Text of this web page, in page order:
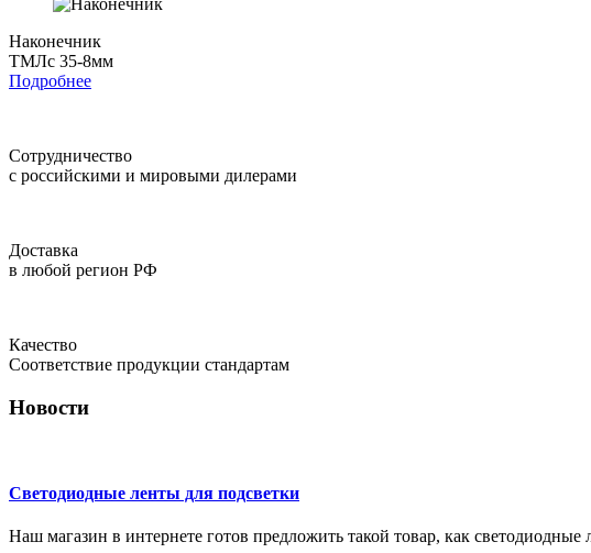
Наконечник
ТМЛс 35-8мм
Подробнее
Сотрудничество
с российскими и мировыми дилерами
Доставка
в любой регион РФ
Качество
Соответствие продукции стандартам
Новости
Светодиодные ленты для подсветки
Наш магазин в интернете готов предложить такой товар, как